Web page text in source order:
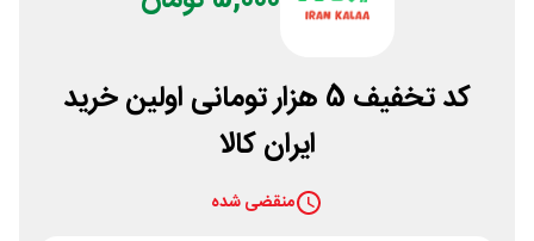
کد تخفیف 5 هزار تومانی اولین خرید
ایران کالا
منقضی شده